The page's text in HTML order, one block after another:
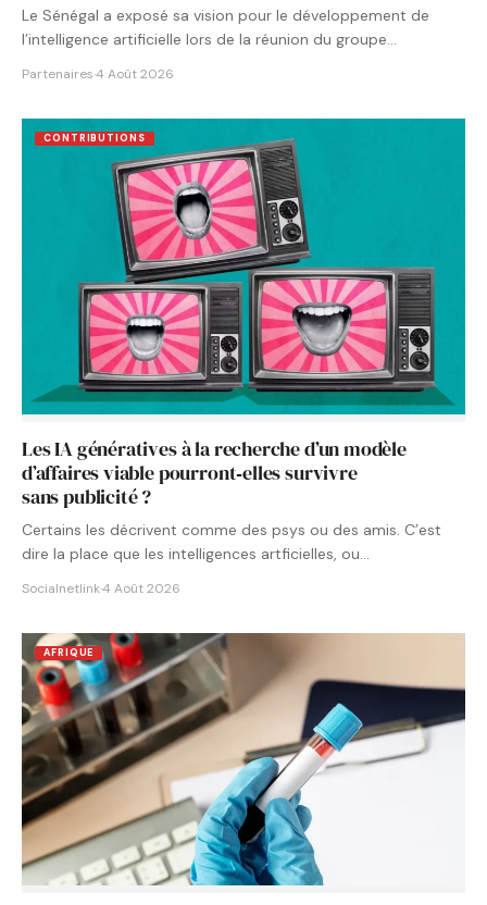
Le Sénégal a exposé sa vision pour le développement de
l’intelligence artificielle lors de la réunion du groupe…
Partenaires·4 Août 2026
CONTRIBUTIONS
Les IA génératives à la recherche d’un modèle
d’affaires viable pourront‑elles survivre
sans publicité ?
Certains les décrivent comme des psys ou des amis. C’est
dire la place que les intelligences artficielles, ou…
Socialnetlink·4 Août 2026
AFRIQUE